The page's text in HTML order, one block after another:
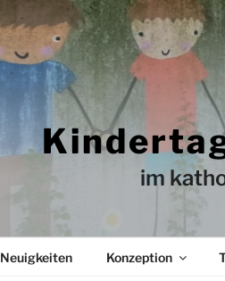
im
Neuigkeiten Konzeption